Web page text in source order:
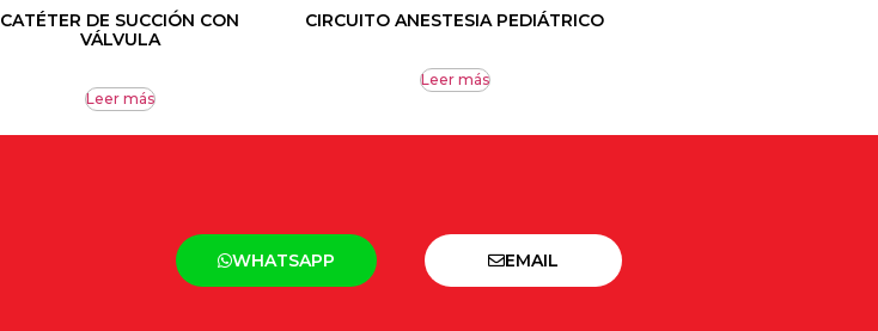
CATÉTER DE SUCCIÓN CON
VÁLVULA
Leer más
CIRCUITO ANESTESIA PEDIÁTRICO
Leer más
WHATSAPP EMAIL